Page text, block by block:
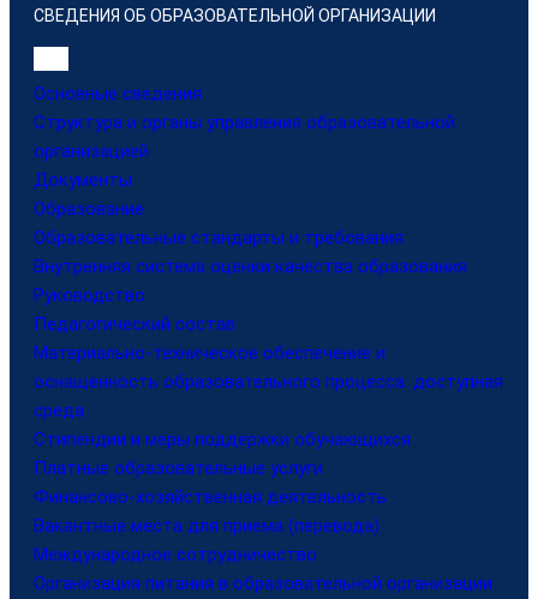
СВЕДЕНИЯ ОБ ОБРАЗОВАТЕЛЬНОЙ ОРГАНИЗАЦИИ
Основные сведения
Структура и органы управления образовательной
организацией
Документы
Образование
Образовательные стандарты и требования
Внутренняя система оценки качества образования
Руководство
Педагогический состав
Материально-техническое обеспечение и
оснащенность образовательного процесса. доступная
среда
Стипендии и меры поддержки обучающихся
Платные образовательные услуги
Финансово-хозяйственная деятельность
Вакантные места для приема (перевода)
Международное сотрудничество
Организация питания в образовательной организации